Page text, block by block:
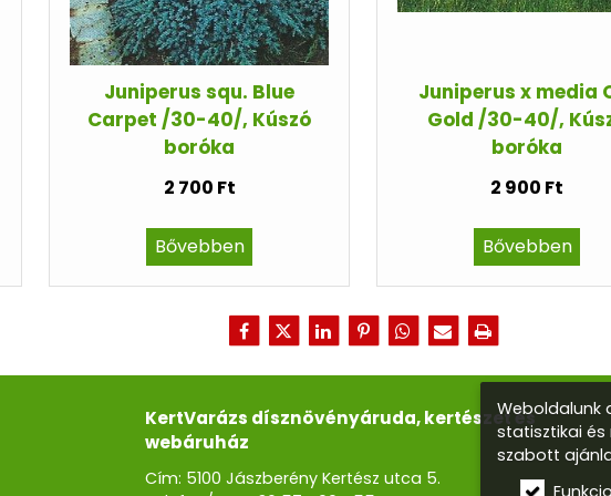
Juniperus squ. Blue
Carpet /30-40/, Kúszó
boróka
2 700 Ft
Bővebben
Juniperus x media
Gold /30-40/,
boróka
2 900 Ft
Bővebben
KertVarázs dísznövényáruda, kertészet és
webáruház
Cím: 5100 Jászberény Kertész utca 5.
Weboldalunk
statisztikai
szabott